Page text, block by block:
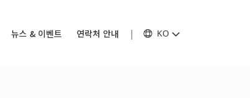
뉴스 & 이벤트 연락처 안내 KO